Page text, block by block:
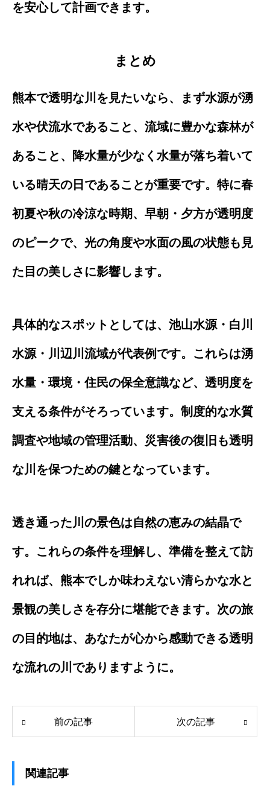
を安心して計画できます。
まとめ
熊本で透明な川を見たいなら、まず水源が湧
水や伏流水であること、流域に豊かな森林が
あること、降水量が少なく水量が落ち着いて
いる晴天の日であることが重要です。特に春
初夏や秋の冷涼な時期、早朝・夕方が透明度
のピークで、光の角度や水面の風の状態も見
た目の美しさに影響します。
具体的なスポットとしては、池山水源・白川
水源・川辺川流域が代表例です。これらは湧
水量・環境・住民の保全意識など、透明度を
支える条件がそろっています。制度的な水質
調査や地域の管理活動、災害後の復旧も透明
な川を保つための鍵となっています。
透き通った川の景色は自然の恵みの結晶で
す。これらの条件を理解し、準備を整えて訪
れれば、熊本でしか味わえない清らかな水と
景観の美しさを存分に堪能できます。次の旅
の目的地は、あなたが心から感動できる透明
な流れの川でありますように。
前の記事 次の記事
関連記事